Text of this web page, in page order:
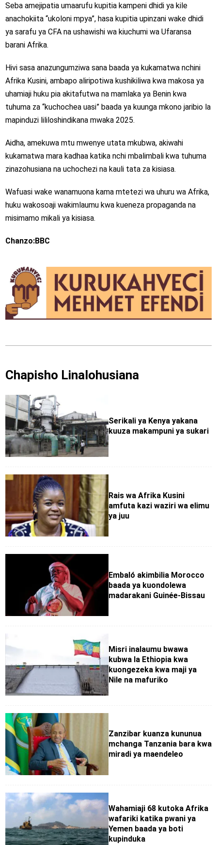
Seba amejipatia umaarufu kupitia kampeni dhidi ya kile
anachokiita “ukoloni mpya”, hasa kupitia upinzani wake dhidi
ya sarafu ya CFA na ushawishi wa kiuchumi wa Ufaransa
barani Afrika.
Hivi sasa anazungumziwa sana baada ya kukamatwa nchini
Afrika Kusini, ambapo aliripotiwa kushikiliwa kwa makosa ya
uhamiaji huku pia akitafutwa na mamlaka ya Benin kwa
tuhuma za “kuchochea uasi” baada ya kuunga mkono jaribio la
mapinduzi lililoshindikana mwaka 2025.
Aidha, amekuwa mtu mwenye utata mkubwa, akiwahi
kukamatwa mara kadhaa katika nchi mbalimbali kwa tuhuma
zinazohusiana na uchochezi na kauli tata za kisiasa.
Wafuasi wake wanamuona kama mtetezi wa uhuru wa Afrika,
huku wakosoaji wakimlaumu kwa kueneza propaganda na
misimamo mikali ya kisiasa.
Chanzo:BBC
Chapisho Linalohusiana
Serikali ya Kenya yakana
kuuza makampuni ya sukari
Rais wa Afrika Kusini
amfuta kazi waziri wa elimu
ya juu
Embaló akimbilia Morocco
baada ya kuondolewa
madarakani Guinée-Bissau
Misri inalaumu bwawa
kubwa la Ethiopia kwa
kuongezeka kwa maji ya
Nile na mafuriko
Zanzibar kuanza kununua
mchanga Tanzania bara kwa
miradi ya maendeleo
Wahamiaji 68 kutoka Afrika
wafariki katika pwani ya
Yemen baada ya boti
kupinduka